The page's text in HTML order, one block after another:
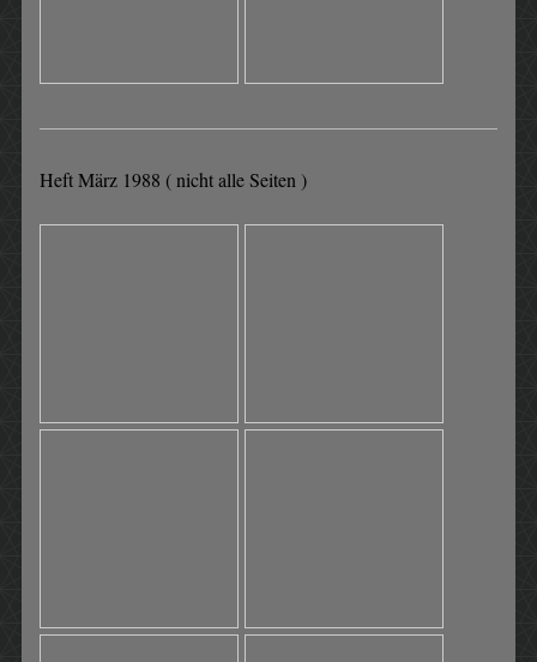
Heft März 1988 ( nicht alle Seiten )